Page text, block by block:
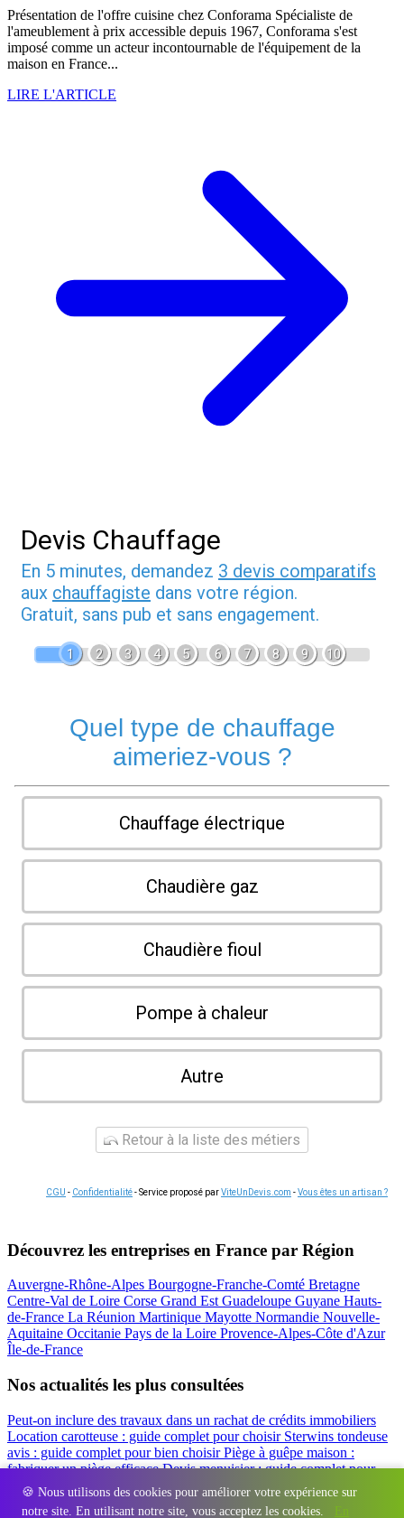
🍪 Nous utilisons des cookies pour améliorer votre expérience sur
notre site. En utilisant notre site, vous acceptez les cookies.
En
Présentation de l'offre cuisine chez Conforama Spécialiste de
l'ameublement à prix accessible depuis 1967, Conforama s'est
imposé comme un acteur incontournable de l'équipement de la
maison en France...
LIRE L'ARTICLE
Devis Chauffage
En 5 minutes, demandez 3 devis comparatifs
aux chauffagiste dans votre région.
Gratuit, sans pub et sans engagement.
1 2 3 4 5 6 7 8 9 10
Quel type de chauffage
aimeriez-vous ?
Chauffage électrique
Chaudière gaz
Chaudière fioul
Pompe à chaleur
Autre
Retour à la liste des métiers
CGU - Confidentialité- Service proposé parViteUnDevis.com -Vous êtes un artisan ?
Découvrez les entreprises en France par Région
Auvergne-Rhône-Alpes Bourgogne-Franche-Comté Bretagne
Centre-Val de Loire Corse Grand EstGuadeloupe Guyane Hauts-
de-France La Réunion Martinique Mayotte Normandie Nouvelle-
Aquitaine Occitanie Pays de la Loire Provence-Alpes-Côte d'Azur
Île-de-France
Nos actualités les plus consultées
Peut-on inclure des travaux dans un rachat de crédits immobiliers
Location carotteuse : guide complet pour choisir Sterwins tondeuse
avis : guide complet pour bien choisirPiège à guêpe maison :
fabriquer un piège efficaceDevis menuisier : guide complet pour
obtenir le meilleur prix
Simulation rachat de crédit : regrouper prêt
travaux et crédits